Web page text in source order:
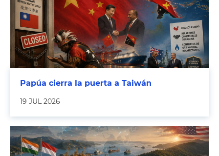
Papúa cierra la puerta a Taiwán
19 JUL 2026